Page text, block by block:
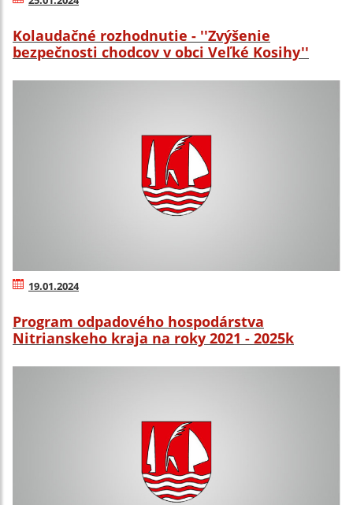
Kolaudačné rozhodnutie - ''Zvýšenie
bezpečnosti chodcov v obci Veľké Kosihy''
19.01.2024
Program odpadového hospodárstva
Nitrianskeho kraja na roky 2021 - 2025k